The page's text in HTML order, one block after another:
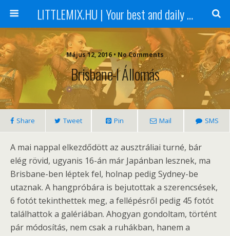
LITTLEMIX.HU | Your best and daily updated fansite about Little Mix
Május 12, 2016 • No Comments
Brisbane-I Állomás
Share Tweet Pin Mail SMS
A mai nappal elkezdődött az ausztráliai turné, bár
elég rövid, ugyanis 16-án már Japánban lesznek, ma
Brisbane-ben léptek fel, holnap pedig Sydney-be
utaznak. A hangpróbára is bejutottak a szerencsések,
6 fotót tekinthettek meg, a fellépésről pedig 45 fotót
találhattok a galériában. Ahogyan gondoltam, történt
pár módosítás, nem csak a ruhákban, hanem a